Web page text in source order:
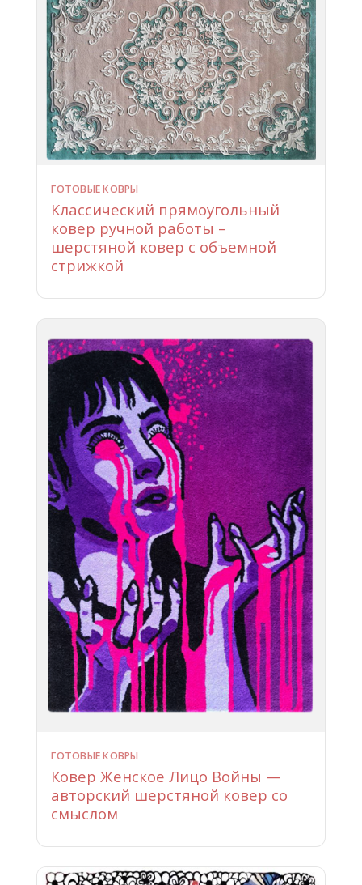
ГОТОВЫЕ КОВРЫ
Классический прямоугольный
ковер ручной работы –
шерстяной ковер с объемной
стрижкой
ГОТОВЫЕ КОВРЫ
Ковер Женское Лицо Войны —
авторский шерстяной ковер со
смыслом